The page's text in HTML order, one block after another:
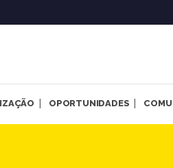
OPORTUNIDADES
pela